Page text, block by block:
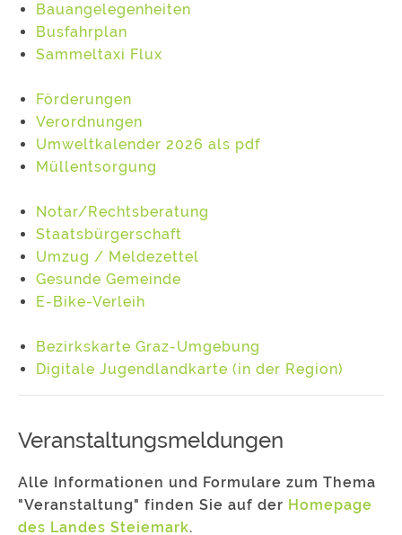
Bauangelegenheiten
Busfahrplan
Sammeltaxi Flux
Förderungen
Verordnungen
Umweltkalender 2026 als pdf
Müllentsorgung
Notar/Rechtsberatung
Staatsbürgerschaft
Umzug / Meldezettel
Gesunde Gemeinde
E-Bike-Verleih
Bezirkskarte Graz-Umgebung
Digitale Jugendlandkarte (in der Region)
Veranstaltungsmeldungen
Alle Informationen und Formulare zum Thema
"Veranstaltung" finden Sie auf der Homepage
des Landes Steiemark.